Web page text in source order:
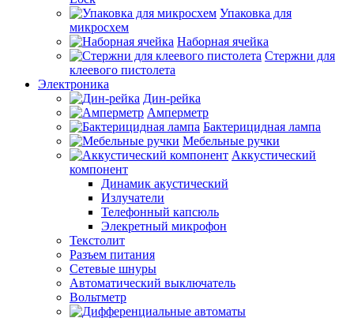
Упаковка для
микросхем
Наборная ячейка
Стержни для
клеевого пистолета
Электроника
Дин-рейка
Амперметр
Бактерицидная лампа
Мебельные ручки
Аккустический
компонент
Динамик акустический
Излучатели
Телефонный капсюль
Элекретный микрофон
Текстолит
Разъем питания
Сетевые шнуры
Автоматический выключатель
Вольтметр